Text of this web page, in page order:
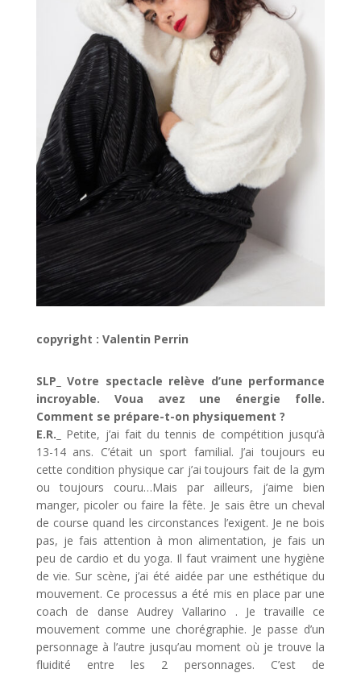
copyright : Valentin Perrin
SLP_ Votre spectacle relève d’une performance
incroyable. Voua avez une énergie folle.
Comment se prépare-t-on physiquement ?
E.R._
Petite, j’ai fait du tennis de compétition jusqu’à
13-14 ans. C’était un sport familial. J’ai toujours eu
cette condition physique car j’ai toujours fait de la gym
ou toujours couru…Mais par ailleurs, j’aime bien
manger, picoler ou faire la fête. Je sais être un cheval
de course quand les circonstances l’exigent. Je ne bois
pas, je fais attention à mon alimentation, je fais un
peu de cardio et du yoga. Il faut vraiment une hygiène
de vie. Sur scène, j’ai été aidée par une esthétique du
mouvement. Ce processus a été mis en place par une
coach de danse Audrey Vallarino . Je travaille ce
mouvement comme une chorégraphie. Je passe d’un
personnage à l’autre jusqu’au moment où je trouve la
fluidité entre les 2 personnages. C’est de